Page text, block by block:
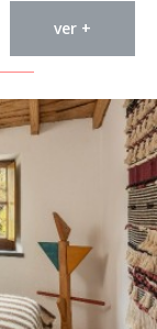
ver +